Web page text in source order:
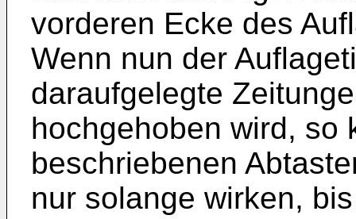
vorderen Ecke des
Wenn nun der
daraufgelegte
hochgehoben wird, so
beschriebenen
nur solange wirken,